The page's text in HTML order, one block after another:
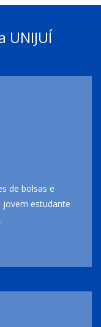
UNIJUÍ
de bolsas e
estudante